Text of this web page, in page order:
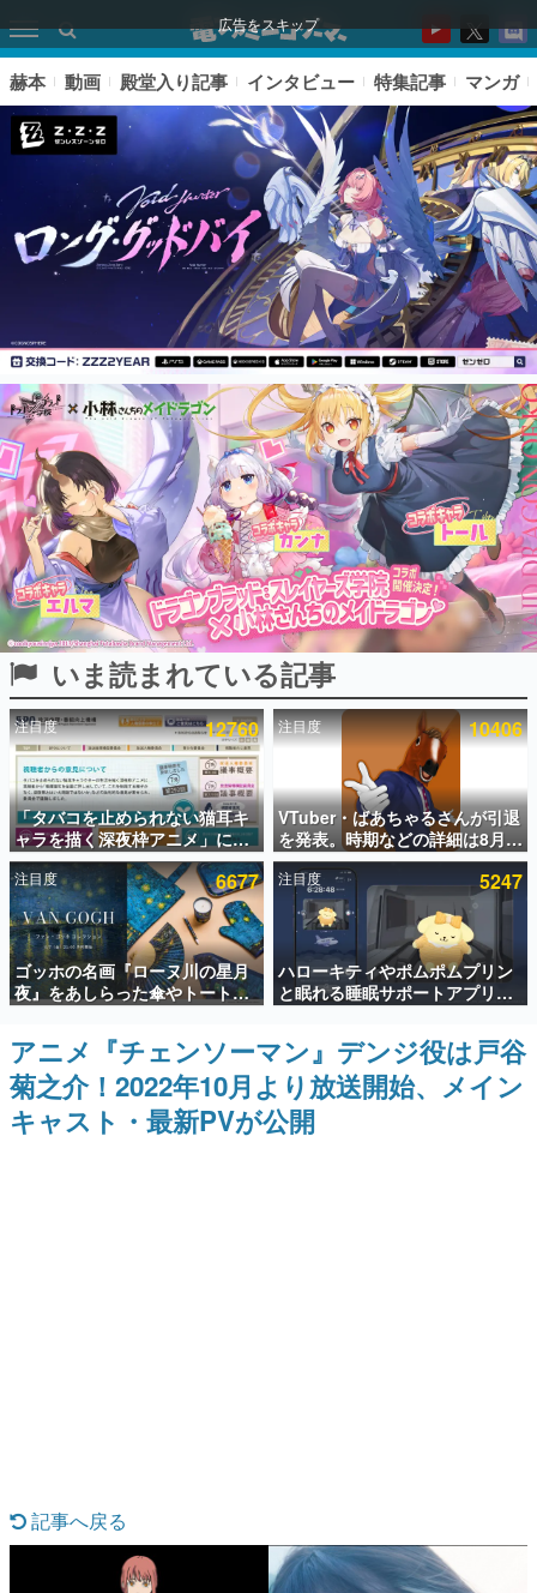
広告をスキップ
ピックアップ
電ファミのいま読まれている記事ランキング
アプリセール情報
インタビュー
連載・特集一覧
殿堂入り記事
SNS拡散数が数千以上！ ページビュー数万以上！ などな
ど。多くの人々に読まれた、電ファミ渾身の“殿堂入り”記
事をまとめました。
ゲームの企画書
名作ゲームクリエイターの方々に製作時のエピソードをお
聞きし、ヒットする企画（ゲーム）とは何か？を探ってい
きます。
赫本
この物語を解いてはいけない。『赫本』は、〈試験問題〉
の形をした短編ホラー小説集です。
新世代に訊く
これからのデジタルゲーム市場を担う若きクリエイター達
の姿を追い、彼らのルーツと情熱を探っていきます。
ゲーム世代の作家たち
ゲームに多大な影響を受けた作家さんに取材し、ゲームが
日本のコンテンツ産業やカルチャーに与えた影響を探る企
画です。
カテゴリ
赫本 動画 殿堂入り記事 インタビュー 特集記事 マンガ
いま読まれている記事
注目度 12760
「タバコを止められない猫耳キ
ャラを描く深夜枠アニメ」に視
聴者の一部から批判意見。違法
薬物の使用と思しき描写も含め
て、BPOが議論を交わす
注目度 10406
VTuber・ばあちゃるさんが引退
を発表。時期などの詳細は8月9
日15時からの配信で説明
注目度 6677
ゴッホの名画『ローヌ川の星月
夜』をあしらった傘やトートバ
ッグなどが登場。8月7日21時よ
り2日間限定で予約販売
注目度 5247
ハローキティやポムポムプリン
と眠れる睡眠サポートアプリ
『ゆめたび』が配信中。キャラ
ごとのASMRや目覚ましアラー
ムも搭載
アニメ『チェンソーマン』デンジ役は戸谷
菊之介！2022年10月より放送開始、メイン
キャスト・最新PVが公開
記事へ戻る